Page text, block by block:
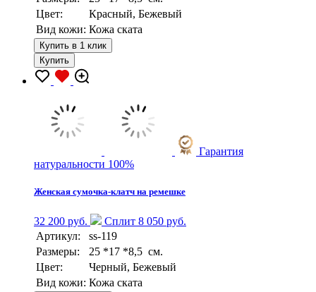
Цвет:
Красный, Бежевый
Вид кожи: Кожа ската
Купить в 1 клик
Купить
Гарантия
натуральности 100%
Женская сумочка-клатч на ремешке
32 200 руб.
Сплит 8 050 руб.
Артикул:
ss-119
Размеры:
25 *17 *8,5 см.
Цвет:
Черный, Бежевый
Вид кожи: Кожа ската